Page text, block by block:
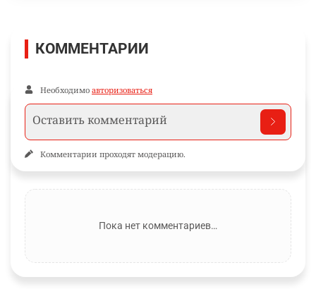
КОММЕНТАРИИ
Необходимо авторизоваться
Комментарии проходят модерацию.
Пока нет комментариев…